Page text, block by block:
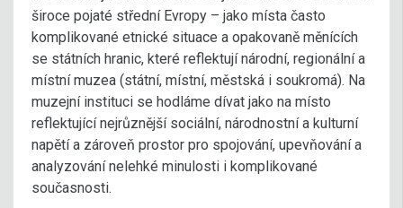
široce pojaté střední Evropy – jako místa často
komplikované etnické situace a opakovaně měnících
se státních hranic, které reflektují národní, regionální a
místní muzea (státní, místní, městská i soukromá). Na
muzejní instituci se hodláme dívat jako na místo
reflektující nejrůznější sociální, národnostní a kulturní
napětí a zároveň prostor pro spojování, upevňování a
analyzování nelehké minulosti i komplikované
současnosti.